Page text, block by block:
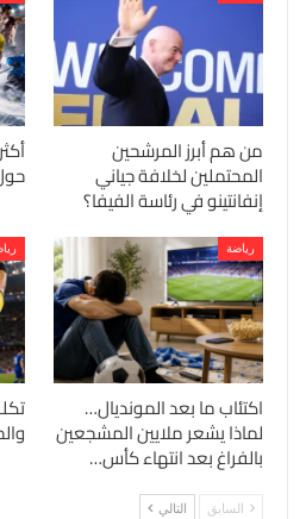
من هم أبرز المرشحين
المحتملين لخلافة جياني
إنفانتينو في رئاسة الفيفا؟
رياضة
اكتئاب ما بعد المونديال…
لماذا يشعر ملايين المشجعين
بالفراغ بعد انتهاء كأس…
السابق التالي